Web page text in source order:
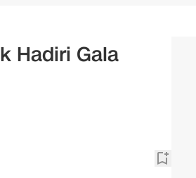
Hadiri Gala